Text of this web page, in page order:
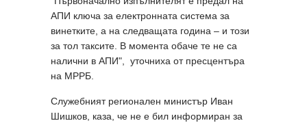
АПИ ключа за електронната система за
винетките, а на следващата година – и този
за тол таксите. В момента обаче те не са
налични в АПИ", уточниха от пресцентъра
на МРРБ.
Служебният регионален министър Иван
Шишков, каза, че не е бил информиран за